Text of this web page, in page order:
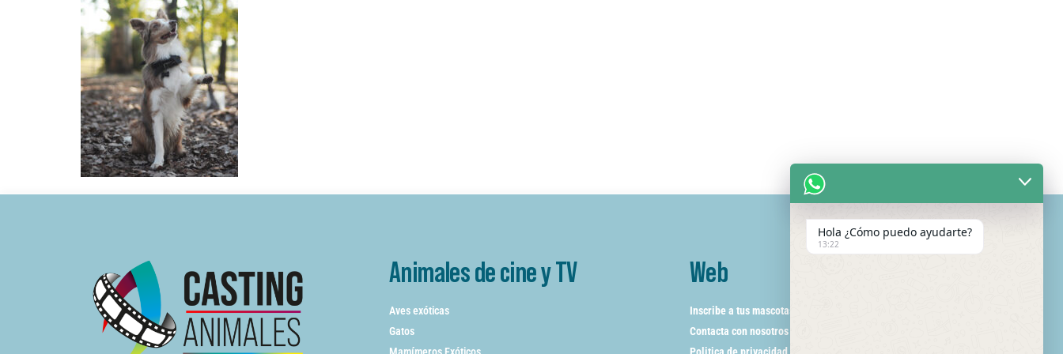
Animales de cine y TV
Aves exóticas
Gatos
Mamímeros Exóticos
Web
Inscribe a tus mascotas
Contacta con nosotros
Politica de privacidad
Hola ¿Cómo puedo ayudarte?
13:22